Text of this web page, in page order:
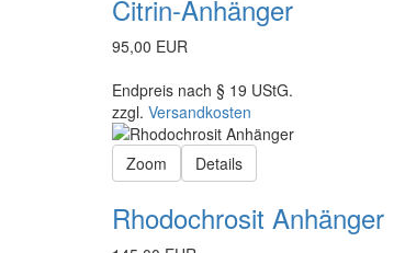
Citrin-Anhänger
95,00 EUR
Endpreis nach § 19 UStG.
zzgl. Versandkosten
Zoom Details
Rhodochrosit Anhänger